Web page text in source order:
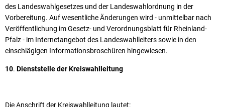
des Landeswahlgesetzes und der Landeswahlordnung in der
Vorbereitung. Auf wesentliche Änderungen wird - unmittelbar nach
Veröffentlichung im Gesetz- und Verordnungsblatt für Rheinland-
Pfalz - im Internetangebot des Landeswahlleiters sowie in den
einschlägigen Informationsbroschüren hingewiesen.
10. Dienststelle der Kreiswahlleitung
Die Anschrift der Kreiswahlleitung lautet: